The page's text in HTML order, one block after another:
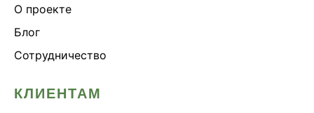
О проекте
Блог
Сотрудничество
КЛИЕНТАМ